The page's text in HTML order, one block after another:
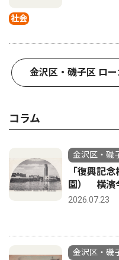
社会
金沢区・磯子区 ロ
コラム
金沢区・磯
「復興記
園） 横濱
2026.07.23
金沢区・磯